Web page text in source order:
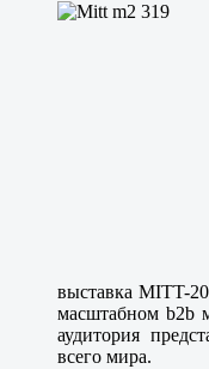
выставка MITT-
масштабном b2b
аудитория
всего мира.